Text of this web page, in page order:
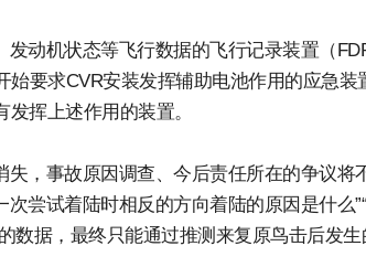
动机状态等飞行数据的飞行记录装置（
始要求CVR安装发挥辅助电池作用的应急装
挥上述作用的装置。
，事故原因调查、今后责任所在的争议将
次尝试着陆时相反的方向着陆的原因是什么
数据，最终只能通过推测来复原鸟击后发生